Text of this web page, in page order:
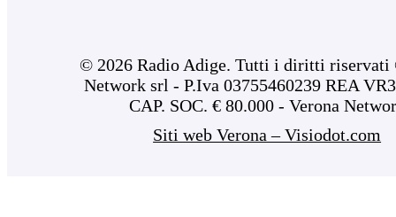
© 2026 Radio Adige. Tutti i diritti riservati
Network srl - P.Iva 03755460239 REA
CAP. SOC. € 80.000 - Verona
Siti web Verona – Visiodot.com